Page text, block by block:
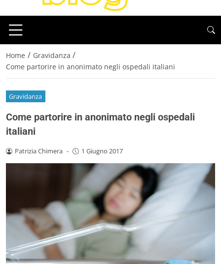
Home / Gravidanza /
Come partorire in anonimato negli ospedali italiani
Gravidanza
Come partorire in anonimato negli ospedali
italiani
Patrizia Chimera - 1 Giugno 2017